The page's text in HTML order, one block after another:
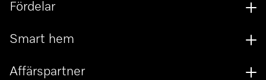
Fördelar
Smart hem
Affärspartner